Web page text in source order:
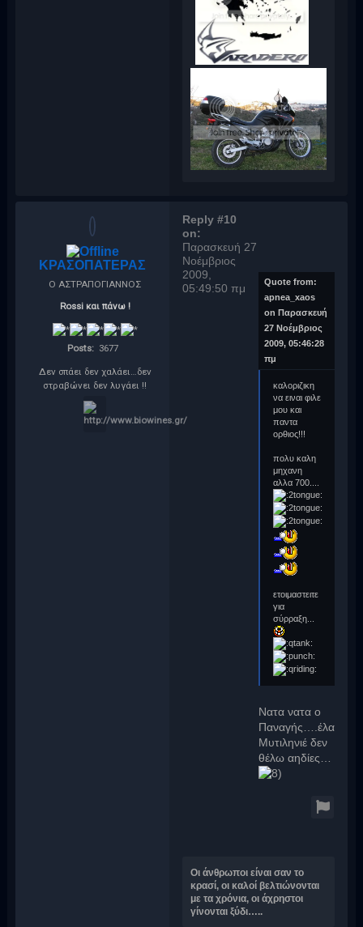
ΚΡΑΣΟΠΑΤΕΡΑΣ
Ο ΑΣΤΡΑΠΟΓΙΑΝΝΟΣ
Rossi και πάνω !
Posts: 3677
Δεν σπάει δεν χαλάει…δεν
στραβώνει δεν λυγάει !!
Reply #10
on:
Παρασκευή 27
Νοέμβριος
2009,
05:49:50 πμ
Quote from:
apnea_xaos
on Παρασκευή
27 Νοέμβριος
2009, 05:46:28
πμ
καλοριζικη
να ειναι φιλε
μου και
παντα
ορθιος!!!
πολυ καλη
μηχανη
αλλα 700....
ετοιμαστειτε
για
σύρραξη...
Νατα νατα ο
Παναγής….έλα
Μυτιληνιέ δεν
θέλω αηδίες…
Οι άνθρωποι είναι σαν το
κρασί, οι καλοί βελτιώνονται
με τα χρόνια, οι άχρηστοι
γίνονται ξύδι…..